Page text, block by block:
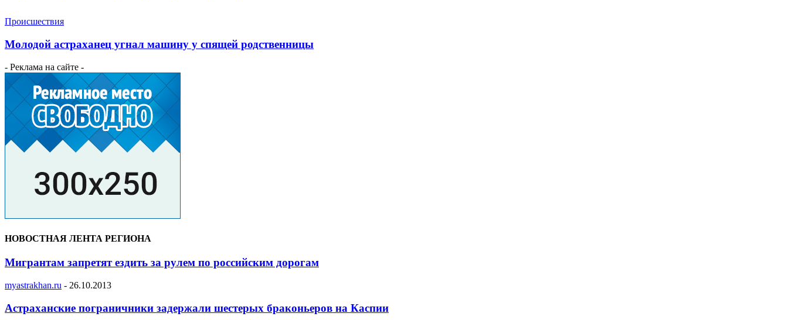
Происшествия
Молодой астраханец угнал машину у спящей родственницы
- Реклама на сайте -
НОВОСТНАЯ ЛЕНТА РЕГИОНА
Мигрантам запретят ездить за рулем по российским дорогам
myastrakhan.ru - 26.10.2013
Астраханские пограничники задержали шестерых браконьеров на Каспии